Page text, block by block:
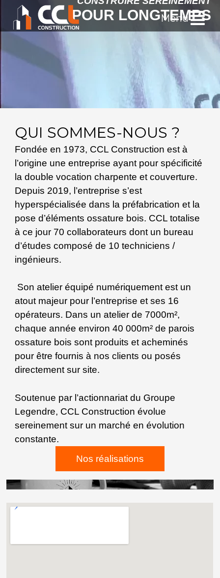
Menu
POUR LONGTEMPS
QUI SOMMES-NOUS ?
Fondée en 1973, CCL Construction est à
l’origine une entreprise ayant pour spécificité
la double vocation charpente et couverture.
Depuis 2019, l’entreprise s’est
hyperspécialisée dans la préfabrication et la
pose d’éléments ossature bois. CCL totalise
à ce jour 70 collaborateurs dont un bureau
d’études composé de 10 techniciens /
ingénieurs.
Son atelier équipé numériquement est un
atout majeur pour l’entreprise et ses 16
opérateurs. Dans un atelier de 7000m²,
chaque année environ 40 000m² de parois
ossature bois sont produits et acheminés
pour être fournis à nos clients ou posés
directement sur site.
Soutenue par l’actionnariat du Groupe
Legendre, CCL Construction évolue
sereinement sur un marché en évolution
constante.
Nos réalisations